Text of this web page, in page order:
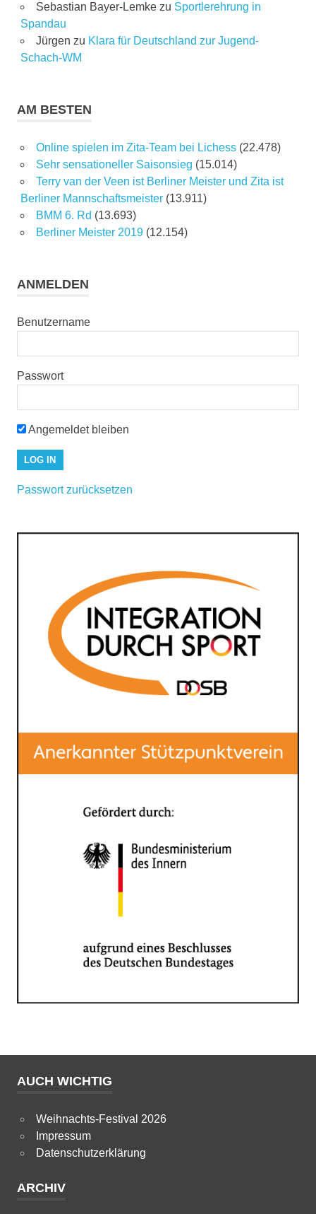
Sebastian Bayer-Lemkezu Sportlerehrung in
Spandau
Jürgen zu Klara für Deutschland zur Jugend-
Schach-WM
AM BESTEN
Online spielen im Zita-Team bei Lichess (22.478)
Sehr sensationeller Saisonsieg (15.014)
Terry van der Veen ist Berliner Meister und Zita ist
Berliner Mannschaftsmeister (13.911)
BMM 6. Rd (13.693)
Berliner Meister 2019 (12.154)
ANMELDEN
Benutzername
Passwort
Angemeldet bleiben
Passwort zurücksetzen
AUCH WICHTIG
Weihnachts-Festival 2026
Impressum
Datenschutzerklärung
ARCHIV